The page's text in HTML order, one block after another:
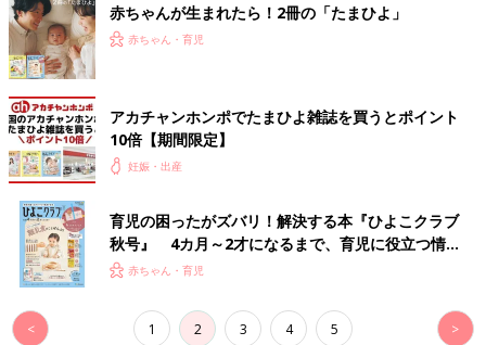
赤ちゃんが生まれたら！2冊の「たまひよ」
赤ちゃん・育児
アカチャンホンポでたまひよ雑誌を買うとポイント
10倍【期間限定】
妊娠・出産
育児の困ったがズバリ！解決する本『ひよこクラブ
秋号』 4カ月～2才になるまで、育児に役立つ情報
がいっぱい！
赤ちゃん・育児
< 1 2 3 4 5 >